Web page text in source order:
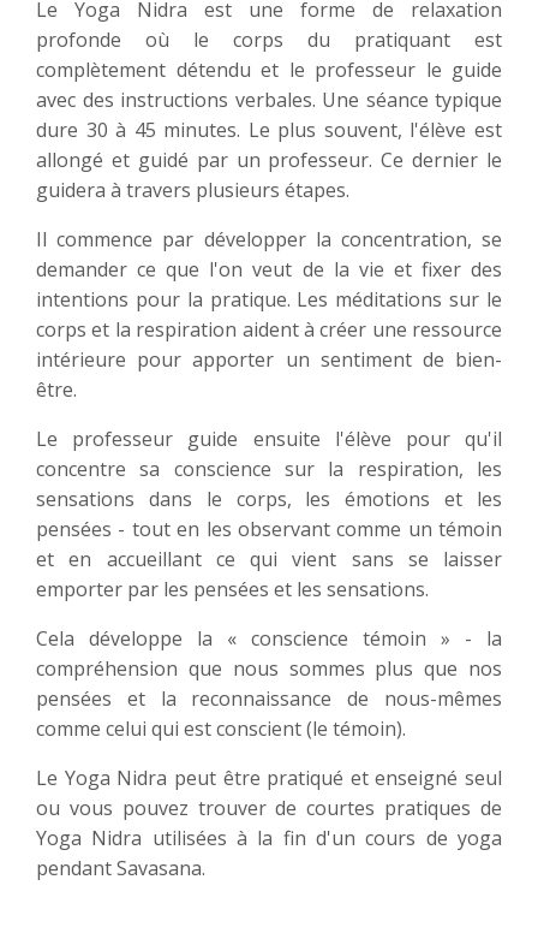
Le Yoga Nidra est une forme de relaxation
profonde où le corps du pratiquant est
complètement détendu et le professeur le guide
avec des instructions verbales. Une séance typique
dure 30 à 45 minutes. Le plus souvent, l'élève est
allongé et guidé par un professeur. Ce dernier le
guidera à travers plusieurs étapes.
Il commence par développer la concentration, se
demander ce que l'on veut de la vie et fixer des
intentions pour la pratique. Les méditations sur le
corps et la respiration aident à créer une ressource
intérieure pour apporter un sentiment de bien-
être.
Le professeur guide ensuite l'élève pour qu'il
concentre sa conscience sur la respiration, les
sensations dans le corps, les émotions et les
pensées - tout en les observant comme un témoin
et en accueillant ce qui vient sans se laisser
emporter par les pensées et les sensations.
Cela développe la « conscience témoin » - la
compréhension que nous sommes plus que nos
pensées et la reconnaissance de nous-mêmes
comme celui qui est conscient (le témoin).
Le Yoga Nidra peut être pratiqué et enseigné seul
ou vous pouvez trouver de courtes pratiques de
Yoga Nidra utilisées à la fin d'un cours de yoga
pendant Savasana.